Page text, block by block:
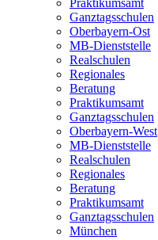
Praktikumsamt
Ganztagsschulen
Oberbayern-Ost
MB-Dienststelle
Realschulen
Regionales
Beratung
Praktikumsamt
Ganztagsschulen
Oberbayern-West
MB-Dienststelle
Realschulen
Regionales
Beratung
Praktikumsamt
Ganztagsschulen
München